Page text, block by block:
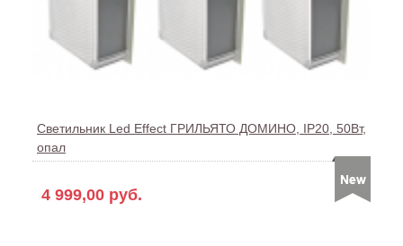
Светильник Led Effect ГРИЛЬЯТО ДОМИНО, IP20, 50Вт,
опал
4 999,00 руб.